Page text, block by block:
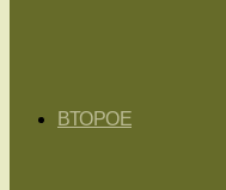
ВТОРОЕ